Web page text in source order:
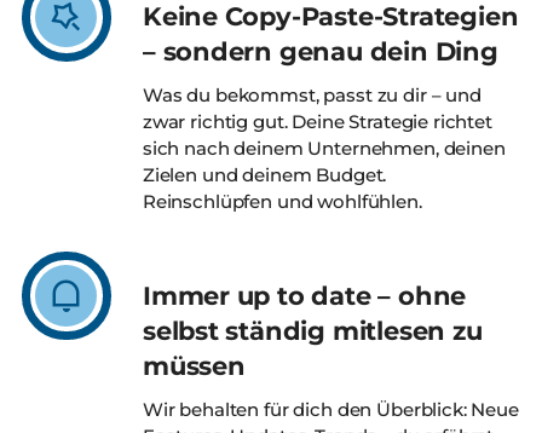
Keine Copy-Paste-Strategien
– sondern genau dein Ding
Was du bekommst, passt zu dir – und
zwar richtig gut. Deine Strategie richtet
sich nach deinem Unternehmen, deinen
Zielen und deinem Budget.
Reinschlüpfen und wohlfühlen.
Immer up to date – ohne
selbst ständig mitlesen zu
müssen
Wir behalten für dich den Überblick: Neue